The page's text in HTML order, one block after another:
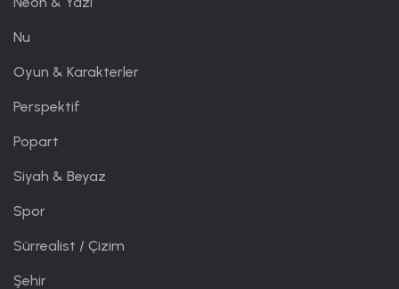
Nu
Oyun & Karakterler
Perspektif
Popart
Siyah & Beyaz
Spor
Sürrealist / Çizim
Şehir